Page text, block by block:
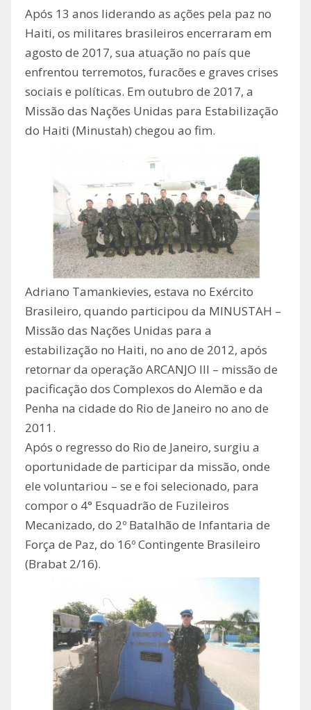
Após 13 anos liderando as ações pela paz no
Haiti, os militares brasileiros encerraram em
agosto de 2017, sua atuação no país que
enfrentou terremotos, furacões e graves crises
sociais e políticas. Em outubro de 2017, a
Missão das Nações Unidas para Estabilização
do Haiti (Minustah) chegou ao fim.
Adriano Tamankievies, estava no Exército
Brasileiro, quando participou da MINUSTAH –
Missão das Nações Unidas para a
estabilização no Haiti, no ano de 2012, após
retornar da operação ARCANJO III – missão de
pacificação dos Complexos do Alemão e da
Penha na cidade do Rio de Janeiro no ano de
2011.
Após o regresso do Rio de Janeiro, surgiu a
oportunidade de participar da missão, onde
ele voluntariou – se e foi selecionado, para
compor o 4° Esquadrão de Fuzileiros
Mecanizado, do 2º Batalhão de Infantaria de
Força de Paz, do 16º Contingente Brasileiro
(Brabat 2/16).